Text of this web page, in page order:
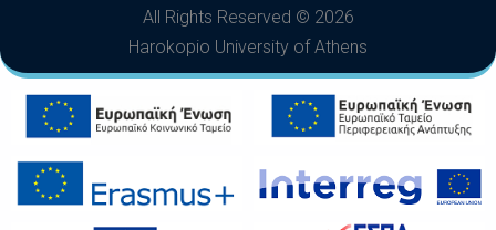
All Rights Reserved © 2026
Harokopio University of Athens